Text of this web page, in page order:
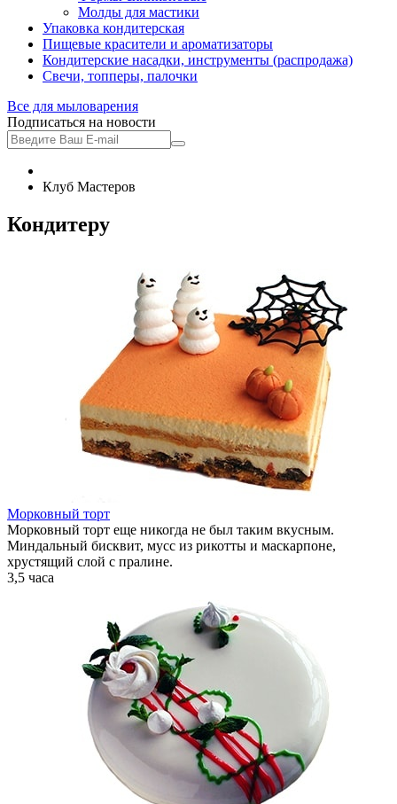
Молды для мастики
Упаковка кондитерская
Пищевые красители и ароматизаторы
Кондитерские насадки, инструменты (распродажа)
Свечи, топперы, палочки
Все для мыловарения
Подписаться на новости
Клуб Мастеров
Кондитеру
Морковный торт
Морковный торт еще никогда не был таким вкусным.
Миндальный бисквит, мусс из рикотты и маскарпоне,
хрустящий слой с пралине.
3,5 часа